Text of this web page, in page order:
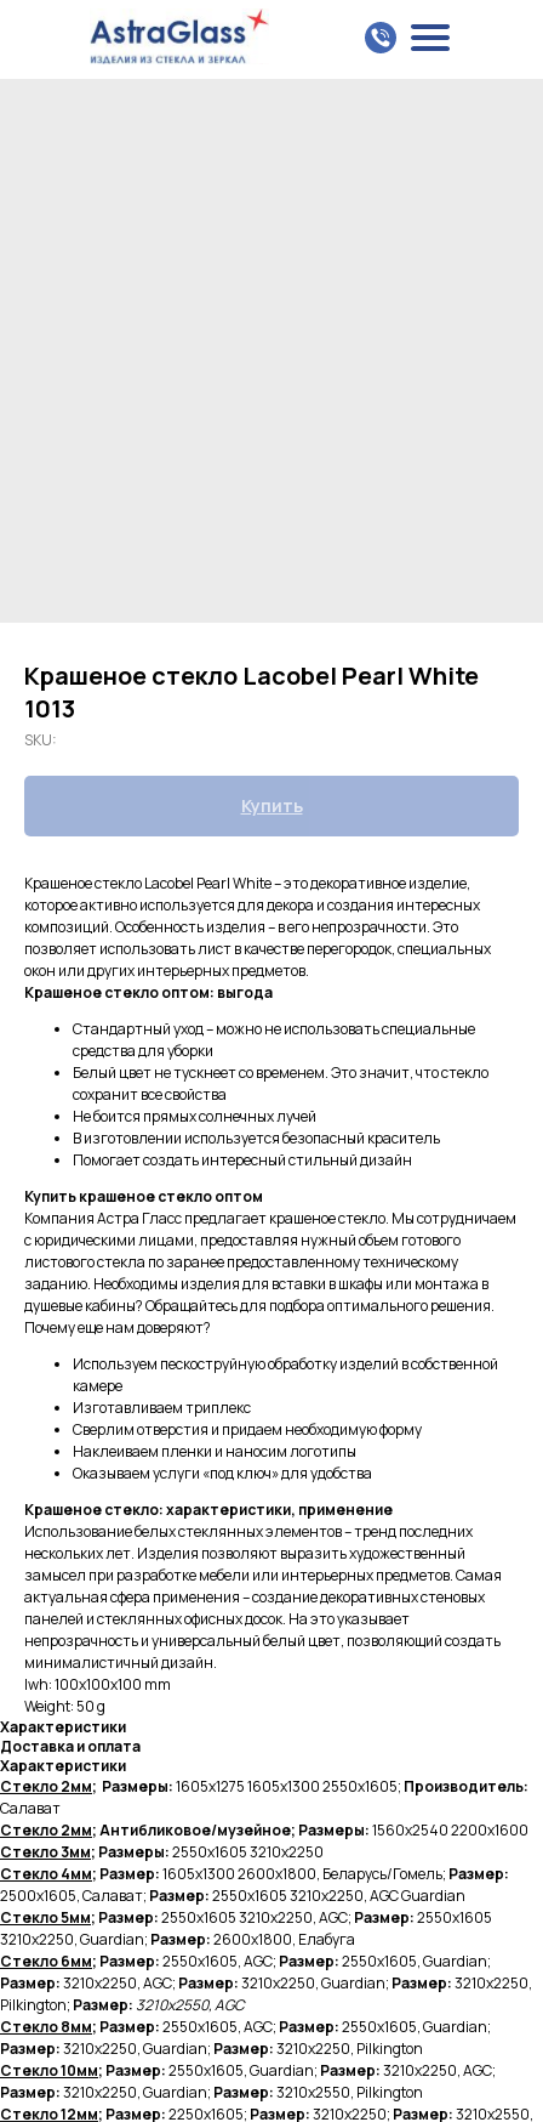
Крашеное стекло Lacobel Pearl White
1013
SKU:
Купить
Крашеное стекло Lacobel Pearl White – это декоративное изделие,
которое активно используется для декора и создания интересных
композиций. Особенность изделия – в его непрозрачности. Это
позволяет использовать лист в качестве перегородок, специальных
окон или других интерьерных предметов.
Крашеное стекло оптом: выгода
Стандартный уход – можно не использовать специальные
средства для уборки
Белый цвет не тускнеет со временем. Это значит, что стекло
сохранит все свойства
Не боится прямых солнечных лучей
В изготовлении используется безопасный краситель
Помогает создать интересный стильный дизайн
Купить крашеное стекло оптом
Компания Астра Гласс предлагает крашеное стекло. Мы сотрудничаем
с юридическими лицами, предоставляя нужный объем готового
листового стекла по заранее предоставленному техническому
заданию. Необходимы изделия для вставки в шкафы или монтажа в
душевые кабины? Обращайтесь для подбора оптимального решения.
Почему еще нам доверяют?
Используем пескоструйную обработку изделий в собственной
камере
Изготавливаем триплекс
Сверлим отверстия и придаем необходимую форму
Наклеиваем пленки и наносим логотипы
Оказываем услуги «под ключ» для удобства
Крашеное стекло: характеристики, применение
Использование белых стеклянных элементов – тренд последних
нескольких лет. Изделия позволяют выразить художественный
замысел при разработке мебели или интерьерных предметов. Самая
актуальная сфера применения – создание декоративных стеновых
панелей и стеклянных офисных досок. На это указывает
непрозрачность и универсальный белый цвет, позволяющий создать
минималистичный дизайн.
lwh: 100x100x100 mm
Weight: 50 g
Характеристики
Доставка и оплата
Характеристики
Стекло 2мм; Размеры:1605х1275 1605х1300 2550х1605; Производитель:
Салават
Стекло 2мм; Антибликовое/музейное; Размеры:1560х2540 2200х1600
Стекло 3мм; Размеры:2550х16053210х2250
Стекло 4мм; Размер:1605х13002600х1800, Беларусь/Гомель; Размер:
2500х1605, Салават; Размер:2550х1605 3210х2250, AGC Guardian
Стекло 5мм; Размер:2550х1605 3210х2250, AGC; Размер:2550х1605
3210х2250, Guardian; Размер:2600х1800, Елабуга
Стекло 6мм; Размер:2550х1605, AGC; Размер:2550х1605, Guardian;
Размер:3210х2250, AGC; Размер:3210х2250, Guardian; Размер:3210х2250,
Pilkington; Размер: 3210х2550, AGC
Стекло 8мм; Размер:2550х1605, AGC; Размер:2550х1605, Guardian;
Размер:3210х2250, Guardian; Размер:3210х2250, Pilkington
Стекло 10мм; Размер:2550х1605, Guardian; Размер:3210х2250, AGC;
Размер:3210х2250, Guardian; Размер:3210х2550, Pilkington
Стекло 12мм; Размер:2250х1605; Размер:3210х2250; Размер:3210х2550,